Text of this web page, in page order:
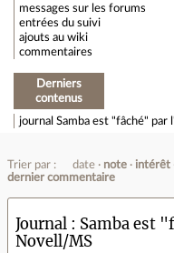
messages sur les forums
entrées du suivi
ajouts au wiki
commentaires
Derniers
contenus
journal Samba est "fâché"
Trier par : date note
intérêt
dernier commentaire
Journal
Samba est
Novell/MS